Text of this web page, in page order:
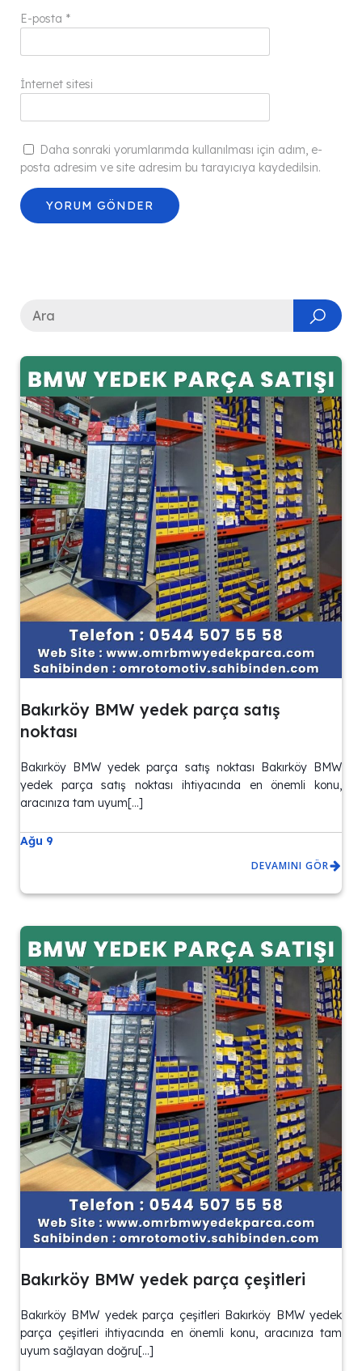
E-posta *
İnternet sitesi
Daha sonraki yorumlarımda kullanılması için adım, e-
posta adresim ve site adresim bu tarayıcıya kaydedilsin.
Bakırköy BMW yedek parça satış
noktası
Bakırköy BMW yedek parça satış noktası Bakırköy BMW
yedek parça satış noktası ihtiyacında en önemli konu,
aracınıza tam uyum[…]
Ağu 9
DEVAMINI GÖR
Bakırköy BMW yedek parça çeşitleri
Bakırköy BMW yedek parça çeşitleri Bakırköy BMW yedek
parça çeşitleri ihtiyacında en önemli konu, aracınıza tam
uyum sağlayan doğru[…]